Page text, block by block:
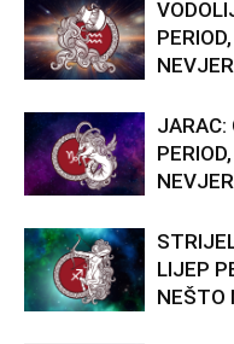
JARAC:
LIJEP
NEŠTO